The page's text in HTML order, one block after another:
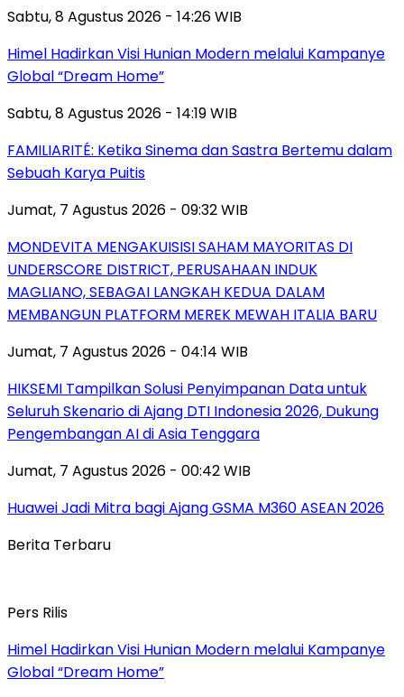
Sabtu, 8 Agustus 2026 - 14:26 WIB
Himel Hadirkan Visi Hunian Modern melalui Kampanye
Global “Dream Home”
Sabtu, 8 Agustus 2026 - 14:19 WIB
FAMILIARITÉ: Ketika Sinema dan Sastra Bertemu dalam
Sebuah Karya Puitis
Jumat, 7 Agustus 2026 - 09:32 WIB
MONDEVITA MENGAKUISISI SAHAM MAYORITAS DI
UNDERSCORE DISTRICT, PERUSAHAAN INDUK
MAGLIANO, SEBAGAI LANGKAH KEDUA DALAM
MEMBANGUN PLATFORM MEREK MEWAH ITALIA BARU
Jumat, 7 Agustus 2026 - 04:14 WIB
HIKSEMI Tampilkan Solusi Penyimpanan Data untuk
Seluruh Skenario di Ajang DTI Indonesia 2026, Dukung
Pengembangan AI di Asia Tenggara
Jumat, 7 Agustus 2026 - 00:42 WIB
Huawei Jadi Mitra bagi Ajang GSMA M360 ASEAN 2026
Berita Terbaru
Pers Rilis
Himel Hadirkan Visi Hunian Modern melalui Kampanye
Global “Dream Home”